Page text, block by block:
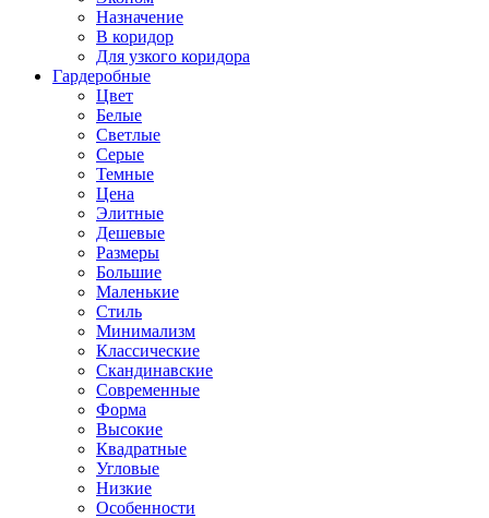
Назначение
В коридор
Для узкого коридора
Гардеробные
Цвет
Белые
Светлые
Серые
Темные
Цена
Элитные
Дешевые
Размеры
Большие
Маленькие
Стиль
Минимализм
Классические
Скандинавские
Современные
Форма
Высокие
Квадратные
Угловые
Низкие
Особенности